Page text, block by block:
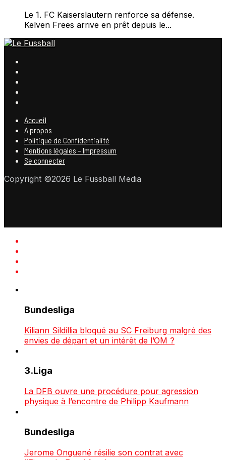
Le 1. FC Kaiserslautern renforce sa défense.
Kelven Frees arrive en prêt depuis le...
Accueil
A propos
Politique de Confidentialité
Mentions légales – Impressum
Se connecter
Copyright ©2026 Le Fussball Media
Bundesliga
Kiliann Sildillia bloqué au SC Freiburg malgré des
envies de départ et un intérêt de l’OM ?
3.Liga
La DFB ouvre une procédure pour agression
physique à l’encontre de Philipp Kaufmann
Bundesliga
Jerome Onguené résilie son contrat avec